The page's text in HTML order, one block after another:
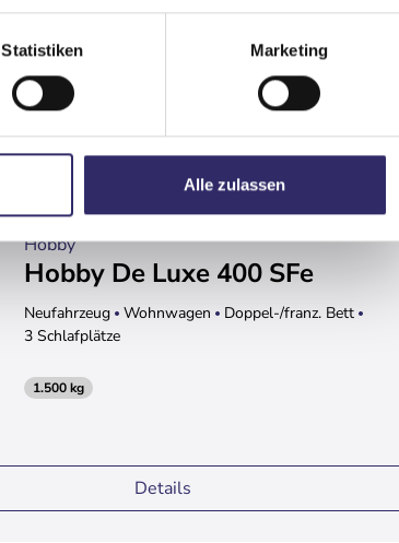
Statistiken Marketing
Alle zulassen
Hobby
Hobby De Luxe 400 SFe
Neufahrzeug Wohnwagen
Doppel-/franz. Bett
3 Schlafplätze
1.500 kg
Details